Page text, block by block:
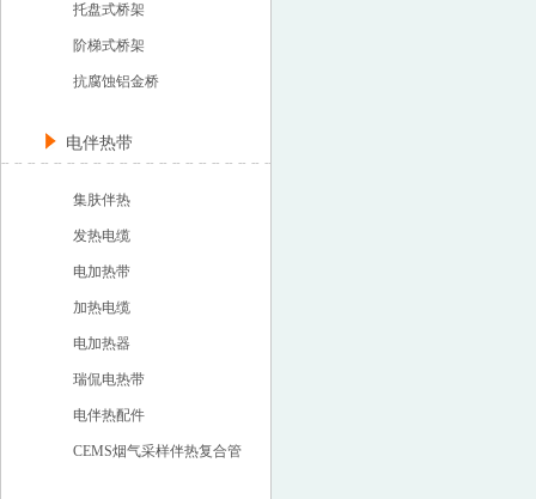
托盘式桥架
阶梯式桥架
抗腐蚀铝金桥
电伴热带
集肤伴热
发热电缆
电加热带
加热电缆
电加热器
瑞侃电热带
电伴热配件
CEMS烟气采样伴热复合管